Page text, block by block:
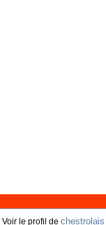
Voir le profil de chestrolais